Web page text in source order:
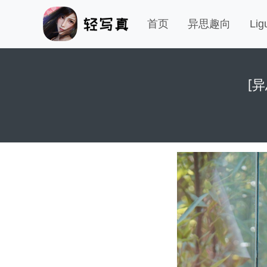
首页 异思趣向
[